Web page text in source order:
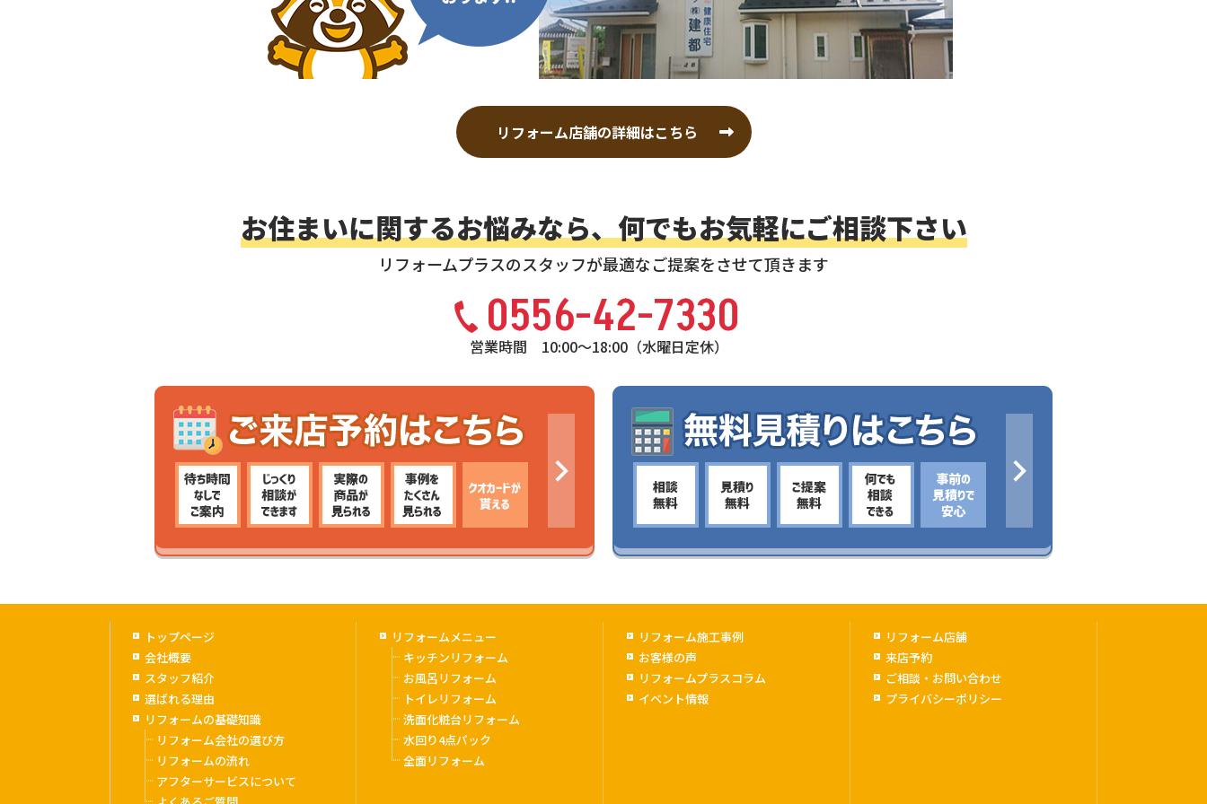
リフォーム店舗の詳細はこちら
お住まいに関するお悩みなら、 何でもお気軽にご相談下さい
リフォームプラスのスタッフが最適なご提案をさせて頂きます
0556-42-7330
営業時間 10:00〜18:00（水曜日定休）
トップページ
会社概要
スタッフ紹介
選ばれる理由
リフォームの基礎知識
リフォーム会社の選び方
リフォームの流れ
アフターサービスについて
リフォームメニュー
キッチンリフォーム
お風呂リフォーム
トイレリフォーム
洗面化粧台リフォーム
水回り4点パック
全面リフォーム
リフォーム施工事例
お客様の声
リフォームプラスコラム
イベント情報
リフォーム店舗
来店予約
ご相談・お問い合わせ
プライバシーポリシー